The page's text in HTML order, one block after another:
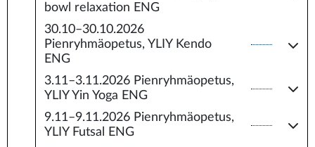
bowl relaxation ENG
30.10–30.10.2026
Pienryhmäopetus, YLIY Kendo
ENG
3.11–3.11.2026 Pienryhmäopetus,
YLIY Yin Yoga ENG
9.11–9.11.2026 Pienryhmäopetus,
YLIY Futsal ENG